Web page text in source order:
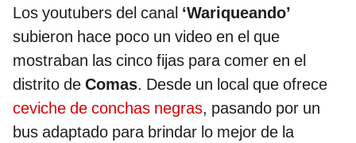
Los youtubers del canal ‘Wariqueando’
subieron hace poco un video en el que
mostraban las cinco fijas para comer en el
distrito de Comas. Desde un local que ofrece
ceviche de conchas negras, pasando por un
bus adaptado para brindar lo mejor de la